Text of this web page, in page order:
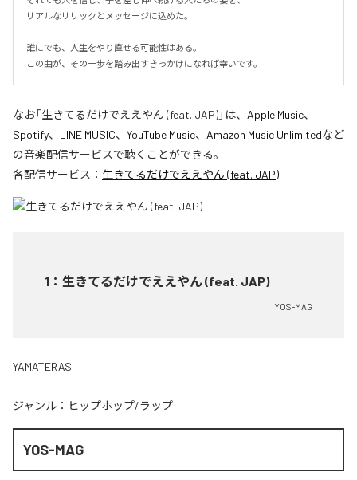
リアルなリリックとメッセージに込めた。
誰にでも、人生をやり直せる可能性はある。
この曲が、その一歩を踏み出すきっかけになれば幸いです。
なお「生きてるだけでええやん (feat. JAP)」は、 Apple Music、
Spotify、 LINE MUSIC、 YouTube Music、 Amazon Music Unlimitedなど
の音楽配信サービスで聴くことができる。
各配信サービス： 生きてるだけでええやん (feat. JAP)
1 ： 生きてるだけでええやん (feat. JAP)
YOS-MAG
YAMATERAS
ジャンル： ヒップホップ/ラップ
YOS-MAG